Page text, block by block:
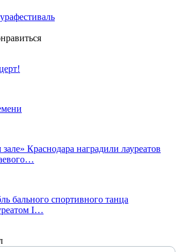
фестиваль
Краснодара наградили лауреатов
бального спортивного танца
I…